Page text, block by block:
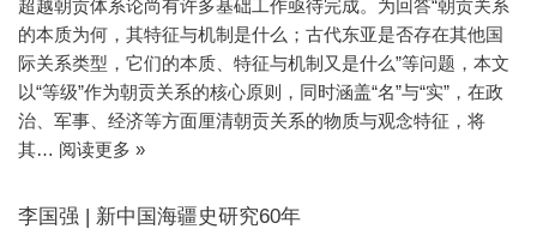
超越朝贡体系论尚有许多基础工作亟待完成。为回答“朝贡关系
的本质为何，其特征与机制是什么；古代东亚是否存在其他国
际关系类型，它们的本质、特征与机制又是什么”等问题，本文
以“等级”作为朝贡关系的核心原则，同时涵盖“名”与“实”，在政
治、军事、经济等方面厘清朝贡关系的物质与观念特征，将
其… 阅读更多 »
李国强 | 新中国海疆史研究60年